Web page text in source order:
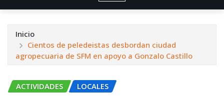
Inicio
Cientos de peledeistas desbordan ciudad
agropecuaria de SFM en apoyo a Gonzalo Castillo
ACTIVIDADES LOCALES